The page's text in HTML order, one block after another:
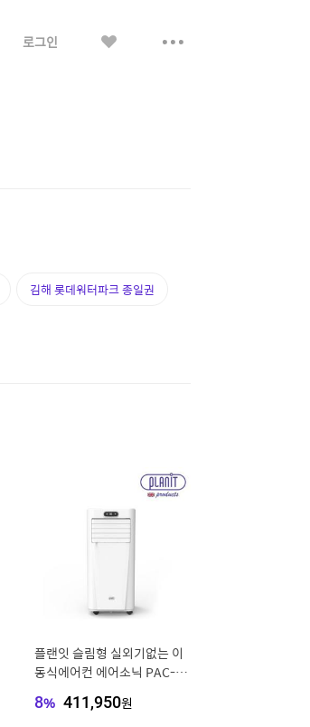
로그인 보
김해 롯데워터파크 종일권
플랜잇 슬림형 실외기없는 이
동식에어컨 에어소닉 PAC-90
8% 411,950원